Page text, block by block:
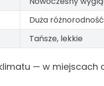
Duża
Tańsze, lekkie
— w miejscach